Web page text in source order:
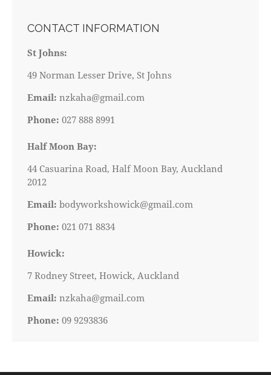
CONTACT INFORMATION
St Johns:
49 Norman Lesser Drive, St Johns
Email: nzkaha@gmail.com
Phone: 027 888 8991
Half Moon Bay:
44 Casuarina Road, Half Moon Bay, Auckland
2012
Email: bodyworkshowick@gmail.com
Phone: 021 071 8834
Howick:
7 Rodney Street, Howick, Auckland
Email: nzkaha@gmail.com
Phone: 09 9293836